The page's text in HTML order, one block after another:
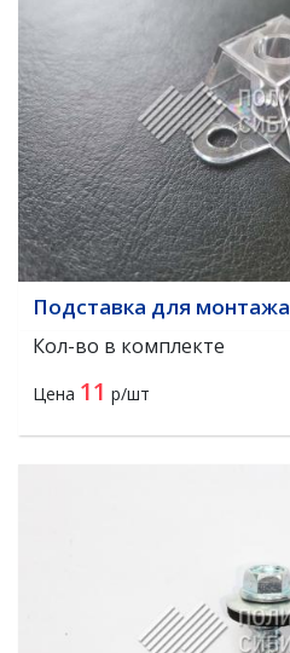
Подставка для монтажа
Кол-во в комплекте
Цена 11 р/шт